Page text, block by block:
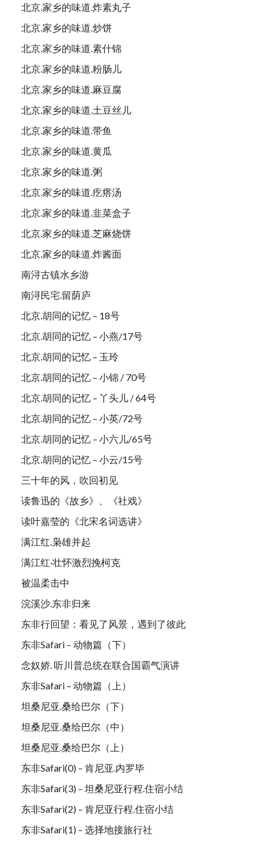
北京.家乡的味道.炸素丸子
北京.家乡的味道.炒饼
北京.家乡的味道.素什锦
北京.家乡的味道.粉肠儿
北京.家乡的味道.麻豆腐
北京.家乡的味道.土豆丝儿
北京.家乡的味道.带鱼
北京.家乡的味道.黄瓜
北京.家乡的味道.粥
北京.家乡的味道.疙瘩汤
北京.家乡的味道.韭菜盒子
北京.家乡的味道.芝麻烧饼
北京.家乡的味道.炸酱面
南浔古镇水乡游
南浔民宅.留荫庐
北京.胡同的记忆 – 18号
北京.胡同的记忆 – 小燕/17号
北京.胡同的记忆 – 玉玲
北京.胡同的记忆 – 小锦 / 70号
北京.胡同的记忆 – 丫头儿 / 64号
北京.胡同的记忆 – 小英/72号
北京.胡同的记忆 – 小六儿/65号
北京.胡同的记忆 – 小云/15号
三十年的风，吹回初见
读鲁迅的《故乡》、《社戏》
读叶嘉莹的《北宋名词选讲》
满江红.枭雄并起
满江红·壮怀激烈挽柯克
被温柔击中
浣溪沙.东非归来
东非行回望：看见了风景，遇到了彼此
东非Safari – 动物篇（下）
念奴娇. 听川普总统在联合国霸气演讲
东非Safari – 动物篇（上）
坦桑尼亚.桑给巴尔（下）
坦桑尼亚.桑给巴尔（中）
坦桑尼亚.桑给巴尔（上）
东非Safari(0) – 肯尼亚.内罗毕
东非Safari(3) – 坦桑尼亚行程.住宿小结
东非Safari(2) – 肯尼亚行程.住宿小结
东非Safari(1) – 选择地接旅行社